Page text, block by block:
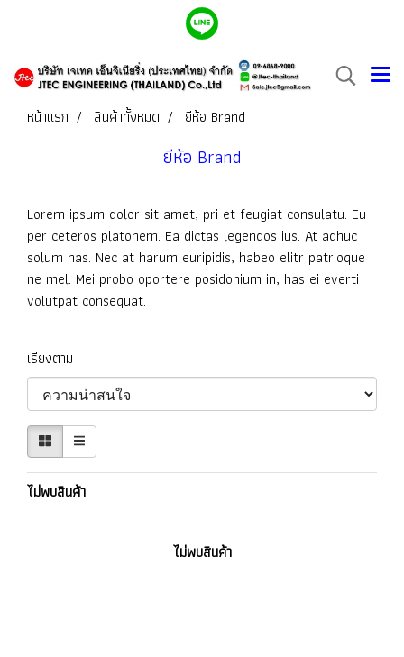
หน้าแรก สินค้าทั้งหมด ยีห้อ Brand
ยีห้อ Brand
Lorem ipsum dolor sit amet, pri et feugiat consulatu. Eu
per ceteros platonem. Ea dictas legendos ius. At adhuc
solum has. Nec at harum euripidis, habeo elitr patrioque
ne mel. Mei probo oportere posidonium in, has ei everti
volutpat consequat.
เรียงตาม
ไม่พบสินค้า
ไม่พบสินค้า